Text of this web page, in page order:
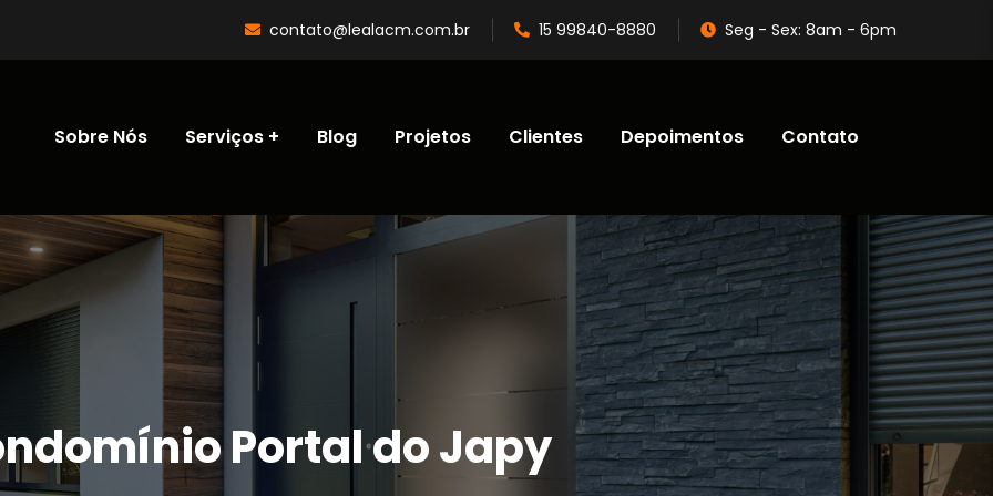
contato@lealacm.com.br 15 99840-8880 Seg - Sex: 8am - 6pm
Sobre Nós Serviços Blog Projetos Clientes Depoimentos Contato
Portal do Japy